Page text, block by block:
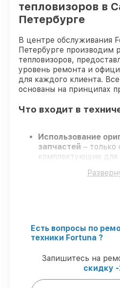
тепловизоров в
Петербурге
В центре обслуживания
Петербурге производим
тепловизоров,
уровень ремонта и
для каждого клиента.
основаны на принципах
Что входит в
Использование
запчастей –
комплектующие для
Опытные мастера–
полным
Гарантии сервиса на
тепловизоров:
Есть вопросы по
техники Fortuna ?
Запишитесь на
скидку -